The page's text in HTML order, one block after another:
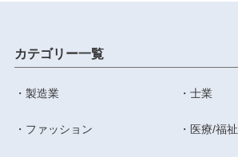
カテゴリー一覧
製造業
ファッション
士業
医療/福祉